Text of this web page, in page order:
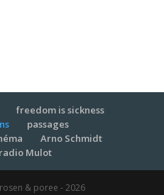
2:59
freedom is sickness
passages
Arno Schmidt
radio Mulot
& poree - 2026